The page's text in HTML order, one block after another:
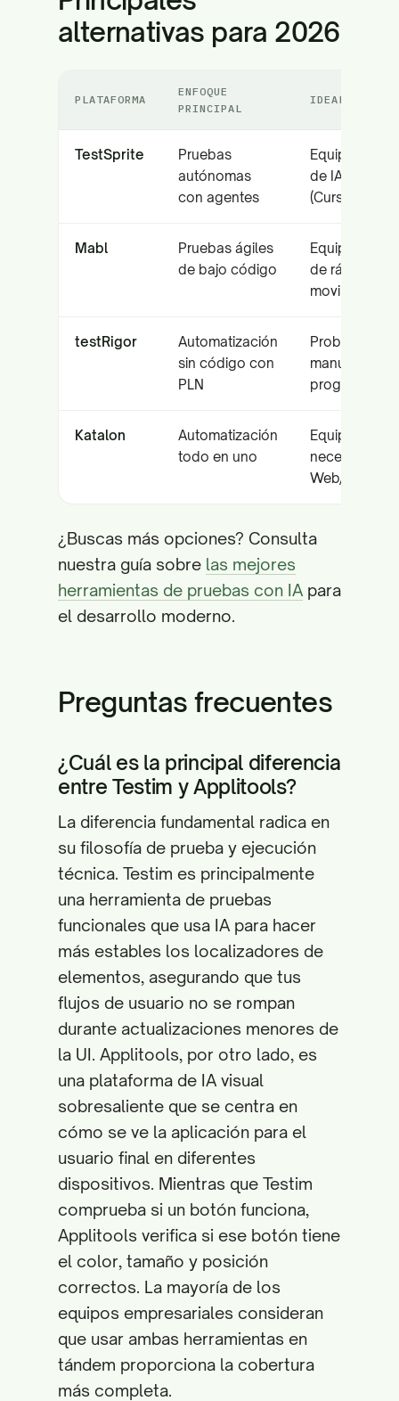
alternativas para 2026
PLATAFORMA
ENFOQUE
PRINCIPAL
IDEAL PARA
TestSprite
Pruebas
autónomas
con agentes
Equipos
de IA
(Cursor/
Mabl
Pruebas ágiles
de bajo código
Equipos SaaS
de rápido
movimiento
testRigor
Automatización
sin código con
PLN
Probadores
manuales y
Katalon
Automatización
todo en uno
Equipos que
necesitan
Web/Móvil/
¿Buscas más opciones? Consulta
nuestra guía sobre las mejores
herramientas de pruebas con IA para
el desarrollo moderno.
Preguntas frecuentes
¿Cuál es la principal diferencia
entre Testim y Applitools?
La diferencia fundamental radica en
su filosofía de prueba y ejecución
técnica. Testim es principalmente
una herramienta de pruebas
funcionales que usa IA para hacer
más estables los localizadores de
elementos, asegurando que tus
flujos de usuario no se rompan
durante actualizaciones menores de
la UI. Applitools, por otro lado, es
una plataforma de IA visual
sobresaliente que se centra en
cómo se ve la aplicación para el
usuario final en diferentes
dispositivos. Mientras que Testim
comprueba si un botón funciona,
Applitools verifica si ese botón tiene
el color, tamaño y posición
correctos. La mayoría de los
equipos empresariales consideran
que usar ambas herramientas en
tándem proporciona la cobertura
más completa.